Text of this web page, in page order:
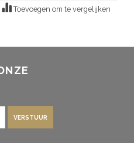
Toevoegen om te vergelijken
VERSTUUR